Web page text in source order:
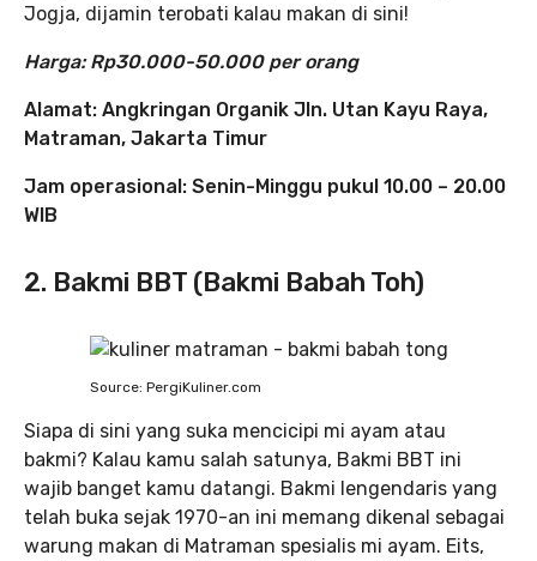
Jogja, dijamin terobati kalau makan di sini!
Harga: Rp30.000-50.000 per orang
Alamat: Angkringan Organik Jln. Utan Kayu Raya,
Matraman, Jakarta Timur
Jam operasional: Senin-Minggu pukul 10.00 – 20.00
WIB
2. Bakmi BBT (Bakmi Babah Toh)
Source: PergiKuliner.com
Siapa di sini yang suka mencicipi mi ayam atau
bakmi? Kalau kamu salah satunya, Bakmi BBT ini
wajib banget kamu datangi. Bakmi lengendaris yang
telah buka sejak 1970-an ini memang dikenal sebagai
warung makan di Matraman spesialis mi ayam. Eits,